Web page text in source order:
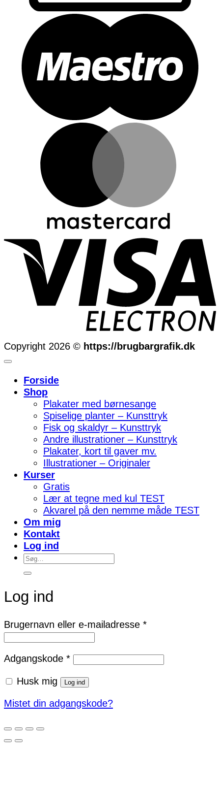
Copyright 2026 © https://brugbargrafik.dk
Forside
Shop
Plakater med børnesange
Spiselige planter – Kunsttryk
Fisk og skaldyr – Kunsttryk
Andre illustrationer – Kunsttryk
Plakater, kort til gaver mv.
Illustrationer – Originaler
Kurser
Gratis
Lær at tegne med kul TEST
Akvarel på den nemme måde TEST
Om mig
Kontakt
Log ind
Søg
Log ind
Brugernavn eller e-mailadresse *Påkrævet
Adgangskode *Påkrævet
Husk mig Log ind
Mistet din adgangskode?